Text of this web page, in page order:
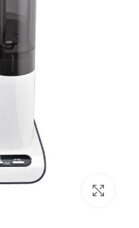
بزرگنمایی تصویر